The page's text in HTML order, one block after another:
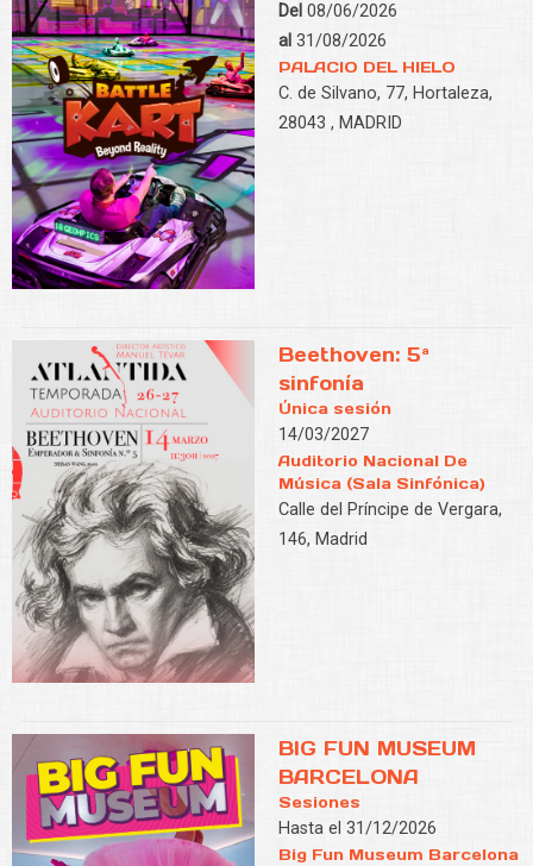
Del 08/06/2026
al 31/08/2026
PALACIO DEL HIELO
C. de Silvano, 77, Hortaleza,
28043 , MADRID
Beethoven: 5ª
sinfonía
Única sesión
14/03/2027
Auditorio Nacional De
Música (Sala Sinfónica)
Calle del Príncipe de Vergara,
146, Madrid
BIG FUN MUSEUM
BARCELONA
Sesiones
Hasta el 31/12/2026
Big Fun Museum Barcelona